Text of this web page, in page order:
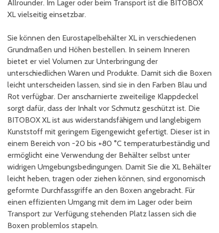
Allrounder. Im Lager oder beim Transport ist die BITOBOX
XL vielseitig einsetzbar.
Sie können den Eurostapelbehälter XL in verschiedenen
Grundmaßen und Höhen bestellen. In seinem Inneren
bietet er viel Volumen zur Unterbringung der
unterschiedlichen Waren und Produkte. Damit sich die Boxen
leicht unterscheiden lassen, sind sie in den Farben Blau und
Rot verfügbar. Der anscharnierte zweiteilige Klappdeckel
sorgt dafür, dass der Inhalt vor Schmutz geschützt ist. Die
BITOBOX XL ist aus widerstandsfähigem und langlebigem
Kunststoff mit geringem Eigengewicht gefertigt. Dieser ist in
einem Bereich von -20 bis +80 °C temperaturbeständig und
ermöglicht eine Verwendung der Behälter selbst unter
widrigen Umgebungsbedingungen. Damit Sie die XL Behälter
leicht heben, tragen oder ziehen können, sind ergonomisch
geformte Durchfassgriffe an den Boxen angebracht. Für
einen effizienten Umgang mit dem im Lager oder beim
Transport zur Verfügung stehenden Platz lassen sich die
Boxen problemlos stapeln.